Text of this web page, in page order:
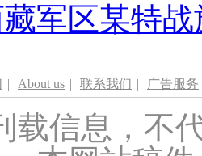
军区某特
| About us | 联系我们 | 广告服务
载信息，不